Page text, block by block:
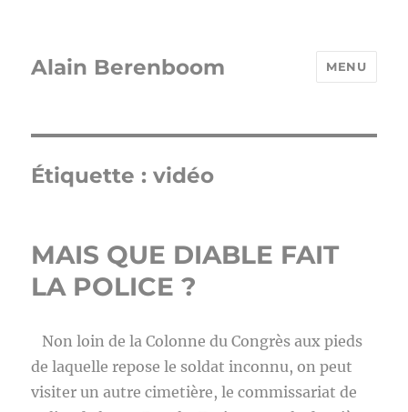
Alain Berenboom MENU
Étiquette :vidéo
MAIS QUE DIABLE FAIT
LA POLICE ?
Non loin de la Colonne du Congrès aux pieds
de laquelle repose le soldat inconnu, on peut
visiter un autre cimetière, le commissariat de